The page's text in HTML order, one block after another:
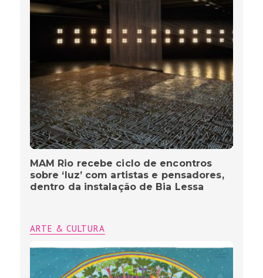
MAM Rio recebe ciclo de encontros
sobre ‘luz’ com artistas e pensadores,
dentro da instalação de Bia Lessa
ARTE & CULTURA